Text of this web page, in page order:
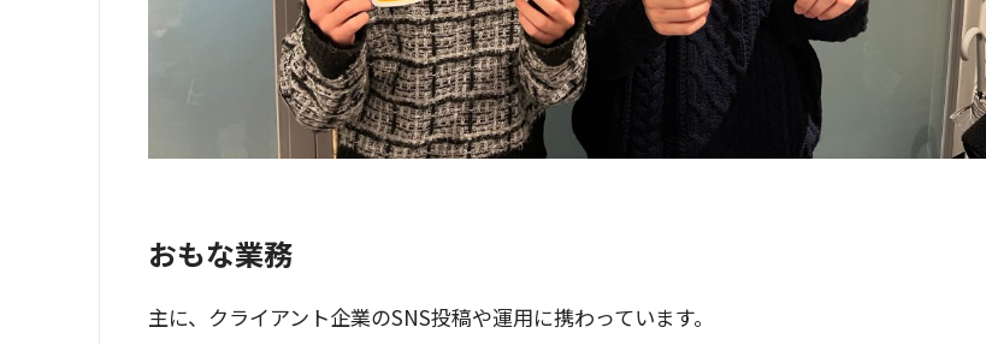
おもな業務
主に、クライアント企業のSNS投稿や運用に携わっています。